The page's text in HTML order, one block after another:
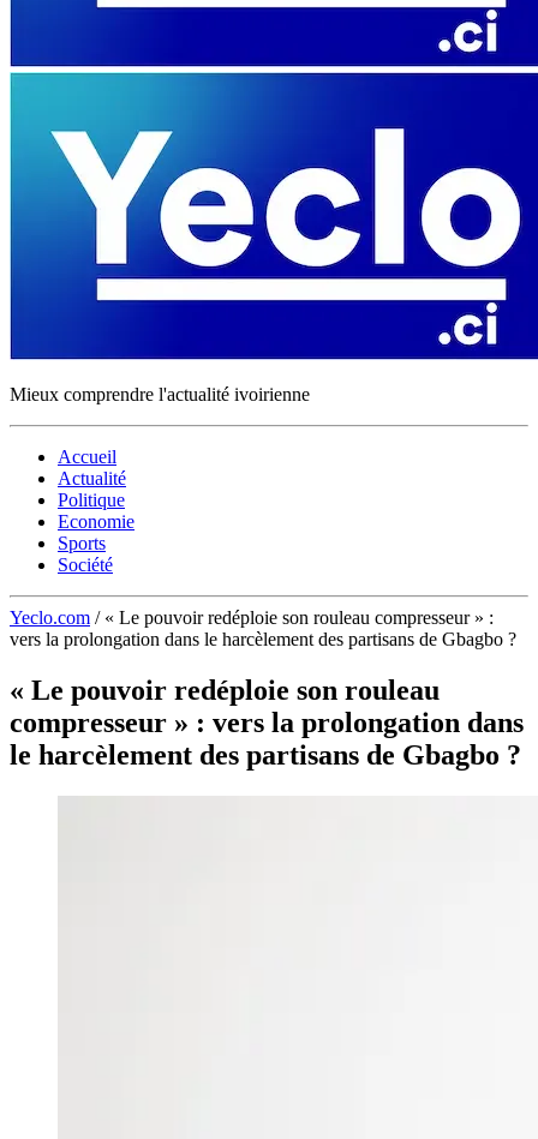
Mieux comprendre l'actualité ivoirienne
Accueil
Actualité
Politique
Economie
Sports
Société
Yeclo.com / « Le pouvoir redéploie son rouleau compresseur » :
vers la prolongation dans le harcèlement des partisans de Gbagbo ?
« Le pouvoir redéploie son rouleau
compresseur » : vers la prolongation dans
le harcèlement des partisans de Gbagbo ?